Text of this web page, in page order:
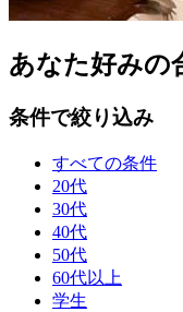
あなた好みの
条件で絞り込み
すべての条件
20代
30代
40代
50代
60代以上
学生